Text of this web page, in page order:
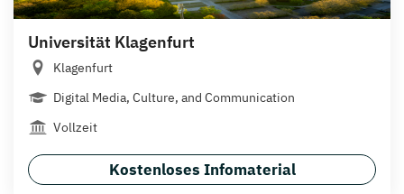
Universität Klagenfurt
Klagenfurt
Digital Media, Culture, and Communication
Vollzeit
Kostenloses Infomaterial